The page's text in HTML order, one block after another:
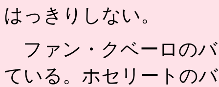
はっきりしない。
ファン・クベーロの
ている。ホセリートの